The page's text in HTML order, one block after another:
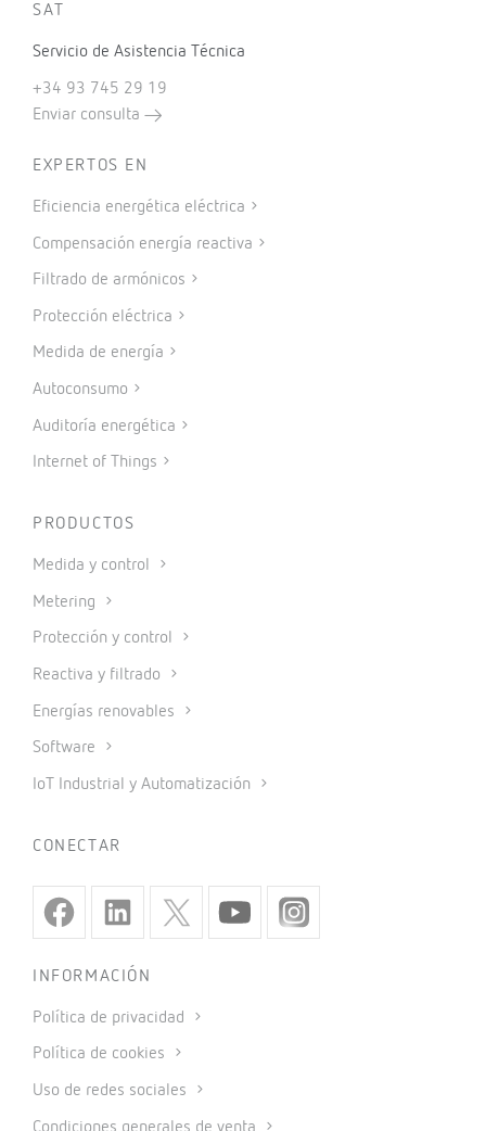
SAT
Servicio de Asistencia Técnica
+34 93 745 29 19
Enviar consulta
EXPERTOS EN
Eficiencia energética eléctrica
Compensación energía reactiva
Filtrado de armónicos
Protección eléctrica
Medida de energía
Autoconsumo
Auditoría energética
Internet of Things
PRODUCTOS
Medida y control
Metering
Protección y control
Reactiva y filtrado
Energías renovables
Software
IoT Industrial y Automatización
CONECTAR
INFORMACIÓN
Política de privacidad
Política de cookies
Uso de redes sociales
Condiciones generales de venta